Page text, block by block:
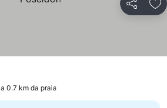
Partilhar
a 0.7 km da praia